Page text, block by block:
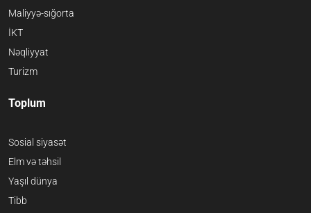
Maliyyə-sığorta
İKT
Nəqliyyat
Turizm
Toplum
Sosial siyasət
Elm və təhsil
Yaşıl dünya
Tibb